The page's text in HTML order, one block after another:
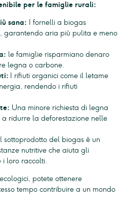
per le famiglie rurali:
sana: I fornelli a biogas
garantendo aria più pulita e meno
le famiglie risparmiano denaro
legna o carbone.
I rifiuti organici come il letame
rendendo i rifiuti
Una minore richiesta di legna
ridurre la deforestazione nelle
Il sottoprodotto del biogas è un
nutritive che aiuta gli
loro raccolti.
potete ottenere
tempo contribuire a un mondo